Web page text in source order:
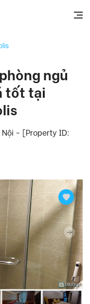
ngủ
tốt tại
Nội - [Property ID: